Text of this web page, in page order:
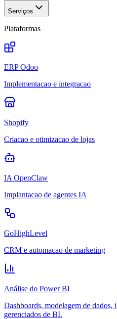
Serviços
Plataformas
ERP Odoo
Implementacao e integracao
Shopify
Criacao e otimizacao de lojas
IA OpenClaw
Implantacao de agentes IA
GoHighLevel
CRM e automacao de marketing
Análise do Power BI
Dashboards, modelagem de dados,
gerenciados de BI.